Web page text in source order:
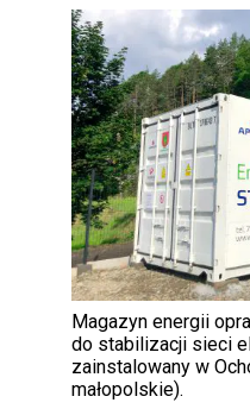
Magazyn energii
do stabilizacji sieci
zainstalowany w
małopolskie).